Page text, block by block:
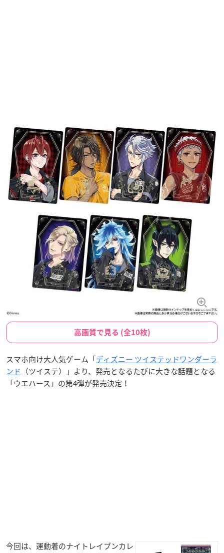
高画質で見る (全10枚)
スマホ向け大人気ゲーム「ディズニー ツイステッドワンダーラ
ンド （ツイステ）」より、発売となるたびに大きな話題となる
「ウエハース」の第4弾が発売決定！
今回は、運動着のナイトレイブンカレ